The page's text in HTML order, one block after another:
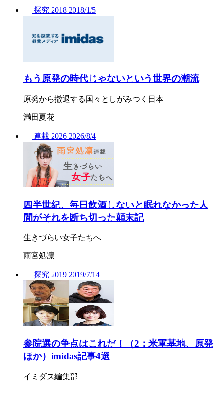
探究 2018 2018/1/5
もう原発の時代じゃないという世界の潮流
原発から撤退する国々としがみつく日本
満田夏花
連載 2026 2026/8/4
四半世紀、毎日飲酒しないと眠れなかった人
間がそれを断ち切った顛末記
生きづらい女子たちへ
雨宮処凛
探究 2019 2019/7/14
参院選の争点はこれだ！（2：米軍基地、原発
ほか）imidas記事4選
イミダス編集部